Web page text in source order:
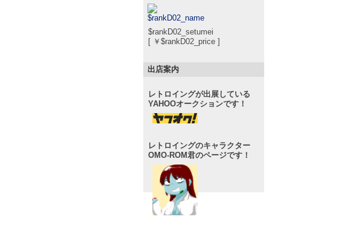
$rankD02_setumei
[ ￥$rankD02_price ]
出店案内
レトロイングが出展している
YAHOOオークションです！
レトロイングのキャラクター
OMO-ROM君のページです！